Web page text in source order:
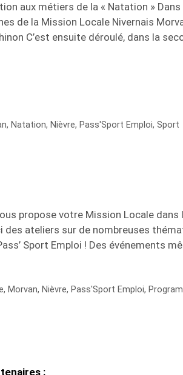
aux métiers de la « Natation » Dans
de la Mission Locale Nivernais
C’est ensuite déroulé, dans la
, Natation, Nièvre, Pass'Sport Emploi, Sport
propose votre Mission Locale dans
ateliers sur de nombreuses
Sport Emploi ! Des événements
, Morvan, Nièvre, Pass'Sport Emploi,
: